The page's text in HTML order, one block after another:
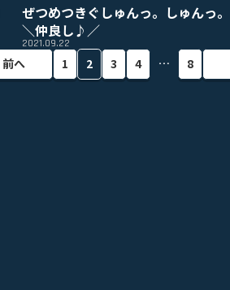
ぜつめつきぐしゅんっ。しゅんっ。
＼仲良し♪／
2021.09.22
前へ 1 2 3 4 … 8